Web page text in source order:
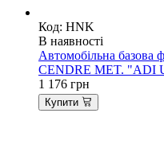
Код: HNK
В наявності
Автомобільна
CENDRE MET. "ADI
1 176 грн
Купити